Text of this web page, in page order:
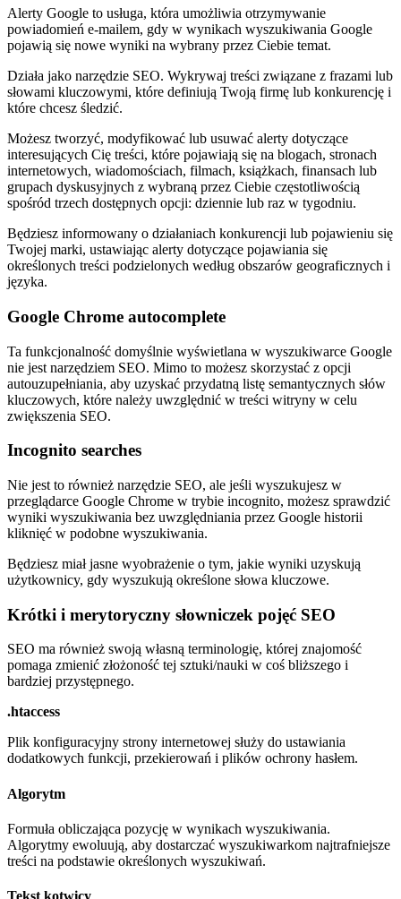
Alerty Google to usługa, która umożliwia otrzymywanie
powiadomień e-mailem, gdy w wynikach wyszukiwania Google
pojawią się nowe wyniki na wybrany przez Ciebie temat.
Działa jako narzędzie SEO. Wykrywaj treści związane z frazami lub
słowami kluczowymi, które definiują Twoją firmę lub konkurencję i
które chcesz śledzić.
Możesz tworzyć, modyfikować lub usuwać alerty dotyczące
interesujących Cię treści, które pojawiają się na blogach, stronach
internetowych, wiadomościach, filmach, książkach, finansach lub
grupach dyskusyjnych z wybraną przez Ciebie częstotliwością
spośród trzech dostępnych opcji: dziennie lub raz w tygodniu.
Będziesz informowany o działaniach konkurencji lub pojawieniu się
Twojej marki, ustawiając alerty dotyczące pojawiania się
określonych treści podzielonych według obszarów geograficznych i
języka.
Google Chrome autocomplete
Ta funkcjonalność domyślnie wyświetlana w wyszukiwarce Google
nie jest narzędziem SEO. Mimo to możesz skorzystać z opcji
autouzupełniania, aby uzyskać przydatną listę semantycznych słów
kluczowych, które należy uwzględnić w treści witryny w celu
zwiększenia SEO.
Incognito searches
Nie jest to również narzędzie SEO, ale jeśli wyszukujesz w
przeglądarce Google Chrome w trybie incognito, możesz sprawdzić
wyniki wyszukiwania bez uwzględniania przez Google historii
kliknięć w podobne wyszukiwania.
Będziesz miał jasne wyobrażenie o tym, jakie wyniki uzyskują
użytkownicy, gdy wyszukują określone słowa kluczowe.
Krótki i merytoryczny słowniczek pojęć SEO
SEO ma również swoją własną terminologię, której znajomość
pomaga zmienić złożoność tej sztuki/nauki w coś bliższego i
bardziej przystępnego.
.htaccess
Plik konfiguracyjny strony internetowej służy do ustawiania
dodatkowych funkcji, przekierowań i plików ochrony hasłem.
Algorytm
Formuła obliczająca pozycję w wynikach wyszukiwania.
Algorytmy ewoluują, aby dostarczać wyszukiwarkom najtrafniejsze
treści na podstawie określonych wyszukiwań.